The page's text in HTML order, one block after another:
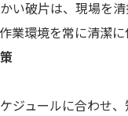
い破片は、現場を
業環境を常に清潔に
ジュールに合わせ